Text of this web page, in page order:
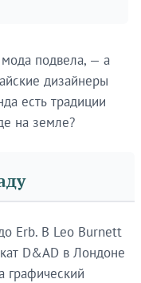
подвела, — а
дизайнеры
есть традиции
на земле?
Erb. В Leo Burnett
D&AD в Лондоне
графический